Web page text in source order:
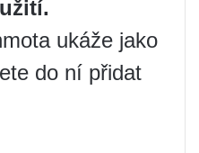
ukáže jako
do ní přidat